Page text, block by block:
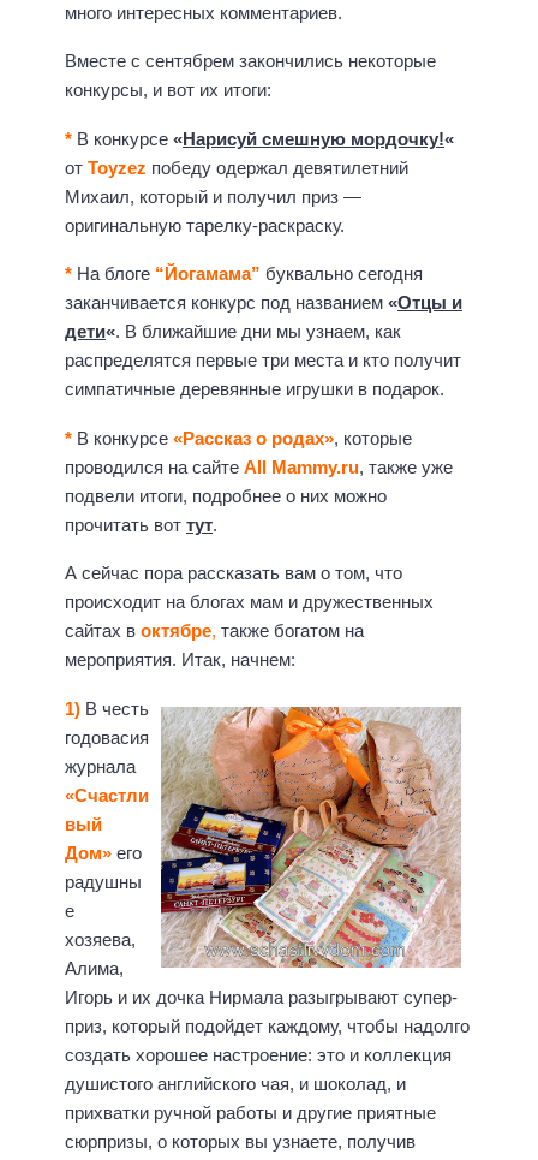
много интересных комментариев.
Вместе с сентябрем закончились некоторые
конкурсы, и вот их итоги:
* В конкурсе «Нарисуй смешную мордочку!«
от Toyzez победу одержал девятилетний
Михаил, который и получил приз —
оригинальную тарелку-раскраску.
* На блоге “Йогамама” буквально сегодня
заканчивается конкурс под названием «Отцы и
дети«. В ближайшие дни мы узнаем, как
распределятся первые три места и кто получит
симпатичные деревянные игрушки в подарок.
* В конкурсе «Рассказ о родах», которые
проводился на сайте All Mammy.ru, также уже
подвели итоги, подробнее о них можно
прочитать вот тут.
А сейчас пора рассказать вам о том, что
происходит на блогах мам и дружественных
сайтах в октябре, также богатом на
мероприятия. Итак, начнем:
1) В честь
годовасия
журнала
«Счастли
вый
Дом» его
радушны
е
хозяева,
Алима,
Игорь и их дочка Нирмала разыгрывают супер-
приз, который подойдет каждому, чтобы надолго
создать хорошее настроение: это и коллекция
душистого английского чая, и шоколад, и
прихватки ручной работы и другие приятные
сюрпризы, о которых вы узнаете, получив